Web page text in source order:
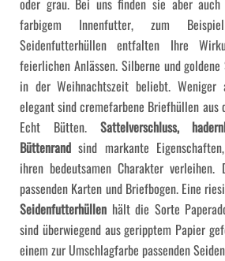
oder grau. Bei uns finden sie aber
farbigem Innenfutter, zum
Seidenfutterhüllen entfalten Ihre
feierlichen Anlässen. Silberne und
in der Weihnachtszeit beliebt. Weniger
elegant sind cremefarbene Briefhüllen aus
Echt Bütten. Sattelverschluss,
Büttenrand sind markante
ihren bedeutsamen Charakter
passenden Karten und Briefbogen. Eine
Seidenfutterhüllen hält die Sorte
sind überwiegend aus geripptem Papier
einem zur Umschlagfarbe passenden